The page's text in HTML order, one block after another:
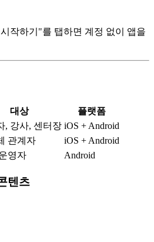
작하기"를 탭하면 계정 없이 앱을
대상
플랫폼
, 강사, 센터장 iOS + Android
관계자
iOS + Android
영자 Android
텐츠